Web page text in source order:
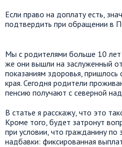
Если право на доплату есть,
подтвердить при обращении в
Мы с родителями больше 10
же они вышли на заслуженный
показаниям здоровья, пришлось
края. Сегодня родители
пенсию получают с северной
В статье я расскажу, что это
Кроме того, будет затронут
при условии, что гражданину по
надбавки: фиксированная